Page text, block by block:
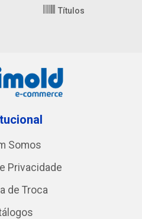
Títulos
Somos
Privacidade
de Troca